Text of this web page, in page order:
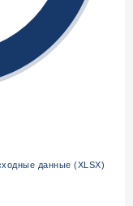
данные (XLSX)